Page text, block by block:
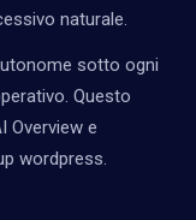
naturale.
sotto ogni
Questo
Overview e
wordpress.